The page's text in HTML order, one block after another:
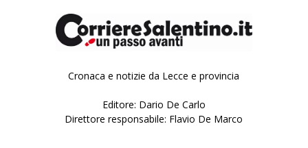
Cronaca e notizie da Lecce e provincia
Editore: Dario De Carlo
Direttore responsabile: Flavio De Marco